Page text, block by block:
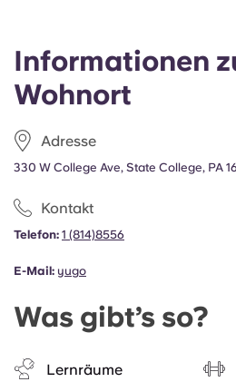
Informationen
Wohnort
Adresse
330 W College Ave, State College, PA
Kontakt
Telefon: 1 (814)8556
E-Mail: yugo
Was gibt’s so?
Lernräume